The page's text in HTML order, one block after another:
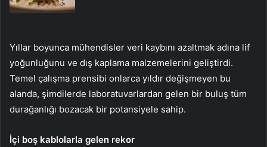
Yıllar boyunca mühendisler veri kaybını azaltmak adına lif
yoğunluğunu ve dış kaplama malzemelerini geliştirdi.
Temel çalışma prensibi onlarca yıldır değişmeyen bu
alanda, şimdilerde laboratuvarlardan gelen bir buluş tüm
durağanlığı bozacak bir potansiyele sahip.
İçi boş kablolarla gelen rekor